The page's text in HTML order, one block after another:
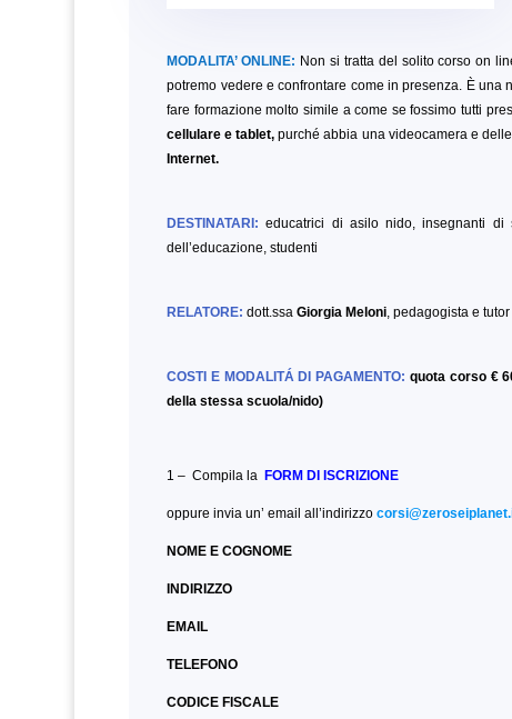
MODALITA’ ONLINE: Non si tratta del solito corso on
potremo vedere e confrontare come in presenza. È una
fare formazione molto simile a come se fossimo tutti
cellulare e tablet, purché abbia una videocamera e
Internet.
DESTINATARI: educatrici di asilo nido, insegnanti di
dell’educazione,studenti
RELATORE: dott.ssaGiorgia Meloni, pedagogista e
COSTI E MODALITÁ DI PAGAMENTO: quota corso €
della stessa scuola/nido)
1 – Compila la FORM DI ISCRIZIONE
oppure invia un’ email all’indirizzo
NOME E COGNOME
INDIRIZZO
EMAIL
TELEFONO
CODICE FISCALE